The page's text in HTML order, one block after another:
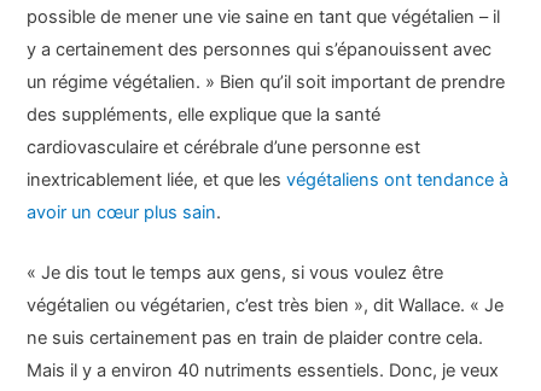
possible de mener une vie saine en tant que végétalien – il
y a certainement des personnes qui s’épanouissent avec
un régime végétalien. » Bien qu’il soit important de prendre
des suppléments, elle explique que la santé
cardiovasculaire et cérébrale d’une personne est
inextricablement liée, et que lesvégétaliens ont tendance à
avoir un cœur plus sain.
« Je dis tout le temps aux gens, si vous voulez être
végétalien ou végétarien, c’est très bien », dit Wallace. « Je
ne suis certainement pas en train de plaider contre cela.
Mais il y a environ 40 nutriments essentiels. Donc, je veux